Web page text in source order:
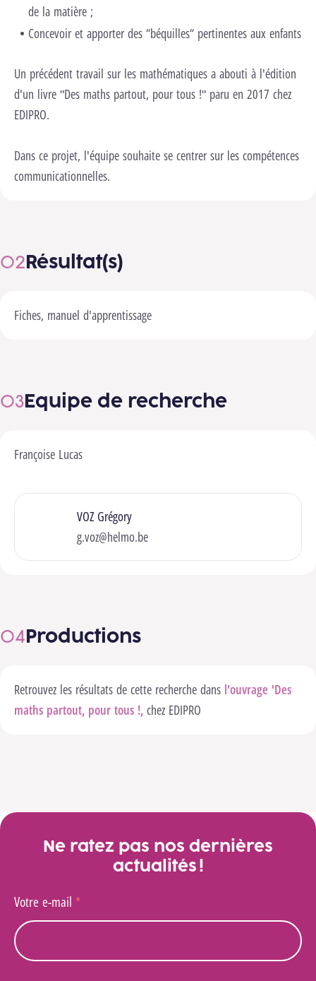
de la matière ;
Concevoir et apporter des “béquilles“ pertinentes aux enfants
Un précédent travail sur les mathématiques a abouti à l'édition
d'un livre "Des maths partout, pour tous !" paru en 2017 chez
EDIPRO.
Dans ce projet, l'équipe souhaite se centrer sur les compétences
communicationnelles.
Résultat(s)
Fiches, manuel d'apprentissage
Equipe de recherche
Françoise Lucas
VOZ Grégory
g.voz@helmo.be
Productions
Retrouvez les résultats de cette recherche dans l'ouvrage 'Des
maths partout, pour tous !, chez EDIPRO
Ne ratez pas nos dernières
actualités !
Votre e-mail *